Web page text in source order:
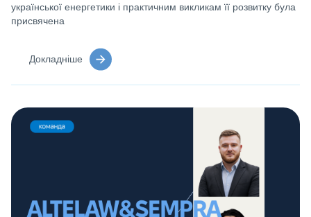
української енергетики і практичним викликам її розвитку була
присвячена
Докладніше